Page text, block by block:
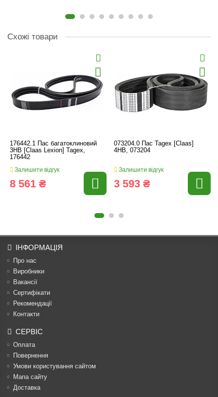
Схожі товари
176442.1 Пас багатоклиновий
3HB [Claas Lexion] Tagex,
176442
Залишити відгук
8 561 ₴
073204.0 Пас Tagex [Claas]
4HB, 073204
Залишити відгук
3 593 ₴
ІНФОРМАЦІЯ
Про нас
Виробники
Вакансії
Сертифікати
Рекомендації
Контакти
СЕРВІС
Оплата
Повернення
Умови користування сайтом
Мапа сайту
Доставка